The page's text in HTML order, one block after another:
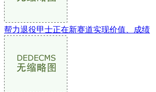
帮力退役甲士正在新赛道实现价值、成绩